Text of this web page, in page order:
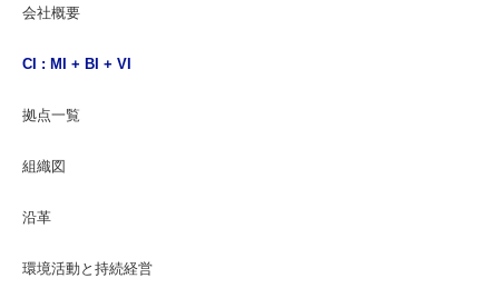
会社概要
CI : MI + BI + VI
拠点一覧
組織図
沿革
環境活動と持続経営